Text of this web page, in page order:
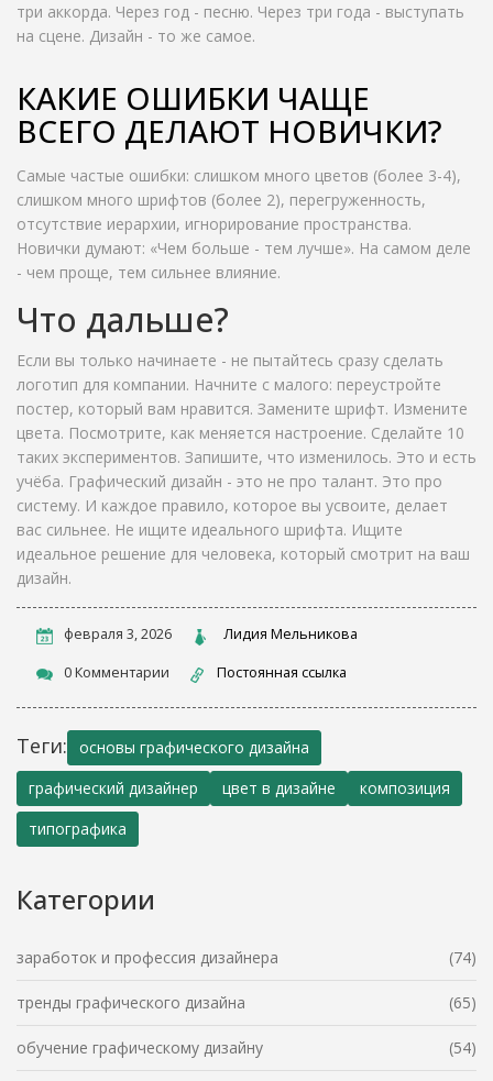
три аккорда. Через год - песню. Через три года - выступать
на сцене. Дизайн - то же самое.
КАКИЕ ОШИБКИ ЧАЩЕ
ВСЕГО ДЕЛАЮТ НОВИЧКИ?
Самые частые ошибки: слишком много цветов (более 3-4),
слишком много шрифтов (более 2), перегруженность,
отсутствие иерархии, игнорирование пространства.
Новички думают: «Чем больше - тем лучше». На самом деле
- чем проще, тем сильнее влияние.
Что дальше?
Если вы только начинаете - не пытайтесь сразу сделать
логотип для компании. Начните с малого: переустройте
постер, который вам нравится. Замените шрифт. Измените
цвета. Посмотрите, как меняется настроение. Сделайте 10
таких экспериментов. Запишите, что изменилось. Это и есть
учёба. Графический дизайн - это не про талант. Это про
систему. И каждое правило, которое вы усвоите, делает
вас сильнее. Не ищите идеального шрифта. Ищите
идеальное решение для человека, который смотрит на ваш
дизайн.
февраля 3, 2026 Лидия Мельникова
0 Комментарии Постоянная ссылка
Теги:
основы графического дизайна
графический дизайнер
цвет в дизайне
композиция
типографика
Категории
заработок и профессия дизайнера (74)
тренды графического дизайна (65)
обучение графическому дизайну (54)